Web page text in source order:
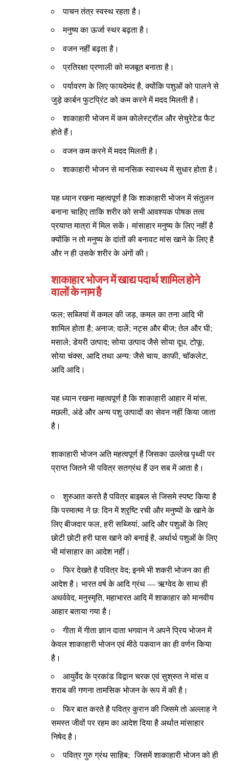
पाचन तंत्र स्वस्थ रहता है।
मनुष्य का ऊर्जा स्थर बढ़ता है।
वजन नहीं बढ़ता है।
प्रतिरक्षा प्रणाली को मजबूत बनाता है।
पर्यावरण के लिए फायदेमंद है, क्योंकि पशुओं को पालने से
जुड़े कार्बन फुटप्रिंट को कम करने में मदद मिलती है।
शाकाहारी भोजन में कम कोलेस्ट्रॉल और सेचुरेटेड फैट
होते हैं।
वजन कम करने में मदद मिलती है।
शाकाहारी भोजन से मानसिक स्वास्थ्य में सुधार होता है।
यह ध्यान रखना महत्वपूर्ण है कि शाकाहारी भोजन में संतुलन
बनाना चाहिए ताकि शरीर को सभी आवश्यक पोषक तत्व
प्रयाप्त मात्रा में मिल सकें। मांसाहार मनुष्य के लिए नहीं है
क्योंकि न तो मनुष्य के दांतों की बनावट मांस खाने के लिए है
और न ही उसके शरीर के अंगों की।
शाकाहार भोजन में खाद्य पदार्थ शामिल होने
वालों के नाम है
फल; सब्जियां में कमल की जड़, कमल का तना आदि भी
शामिल होता है; अनाज; दालें; नट्स और बीज; तेल और घी;
मसाले; डेयरी उत्पाद; सोया उत्पाद जैसे सोया दूध, टोफू,
सोया चंक्स, आदि तथा अन्य: जैसे चाय, काफी, चॉकलेट,
आदि आदि।
यह ध्यान रखना महत्वपूर्ण है कि शाकाहारी आहार में मांस,
मछली, अंडे और अन्य पशु उत्पादों का सेवन नहीं किया जाता
है।
शाकाहारी भोजन अति महत्वपूर्ण है जिसका उल्लेख पृथ्वी पर
प्राप्त जितने भी पवित्र सतग्रंथ हैं उन सब में आता है।
शुरुआत करते है पवित्र बाइबल से जिसमे स्पष्ट किया है
कि परमात्मा ने छ: दिन में श्रृष्टि रची और मनुष्यों के खाने के
लिए बीजदार फल, हरी सब्जियां, आदि और पशुओं के लिए
छोटी छोटी हरी घास खाने को बनाई है, अर्थार्थ पशुओं के लिए
भी मांसाहार का आदेश नहीं।
फिर देखते है पवित्र वेद; इनमे भी शकरी भोजन का ही
आदेश है। भारत वर्ष के आदि ग्रंथ — ऋग्वेद के साथ ही
अथर्ववेद, मनुस्मृति, महाभारत आदि में शाकाहार को मानवीय
आहार बताया गया है।
गीता में गीता ज्ञान दाता भगवान ने अपने प्रिय भोजन में
केवल शाकाहारी भोजन एवं मीठे पकवान का ही वर्णन किया
है।
आयुर्वेद के प्रकांड विद्वान चरक एवं सुश्रुत ने मांस व
शराब की गणना तामसिक भोजन के रूप में की है।
फिर बात करते है पवित्र कुरान की जिसमे तो अल्लाह ने
समस्त जीवों पर रहम का आदेश दिया है अर्थात मांसाहार
निषेद है।
पवित्र गुरु ग्रंथ साहिब; जिसमें शाकाहारी भोजन को ही